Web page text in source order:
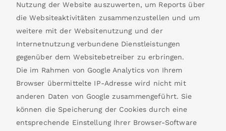
Nutzung der Website auszuwerten, um Reports über
die Websiteaktivitäten zusammenzustellen und um
weitere mit der Websitenutzung und der
Internetnutzung verbundene Dienstleistungen
gegenüber dem Websitebetreiber zu erbringen.
Die im Rahmen von Google Analytics von Ihrem
Browser übermittelte IP-Adresse wird nicht mit
anderen Daten von Google zusammengeführt. Sie
können die Speicherung der Cookies durch eine
entsprechende Einstellung Ihrer Browser-Software